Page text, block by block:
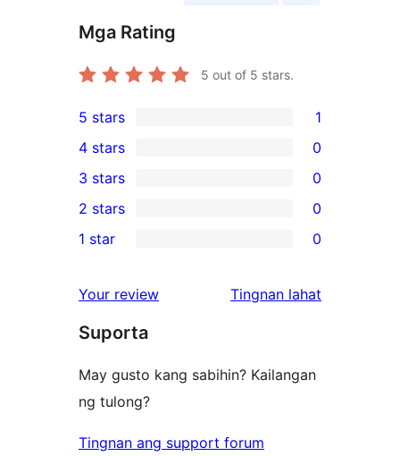
Mga Rating
5 out of 5 stars.
1
5-
star
review
5 stars 1
4-
star
reviews
4 stars 0
0
3-
star
3 stars 0
2-
reviews
2 stars 0
star
reviews
1 star 0
Your review Tingnan lahat
Suporta
May gusto kang sabihin? Kailangan
ng tulong?
Tingnan ang support forum